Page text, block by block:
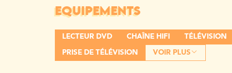
EQUIPEMENTS
LECTEUR DVD CHAÎNE HIFI TÉLÉVISION
PRISE DE TÉLÉVISION
VOIR PLUS